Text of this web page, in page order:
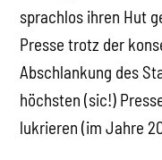
sprachlos ihren Hut
Presse trotz der
Abschlankung des
höchsten (sic!)
lukrieren (im Jahre